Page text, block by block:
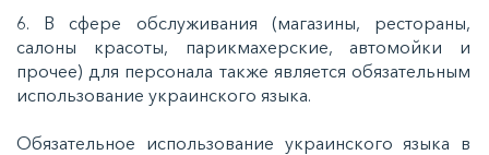
6. В сфере обслуживания (магазины, рестораны,
салоны красоты, парикмахерские, автомойки и
прочее) для персонала также является обязательным
использование украинского языка.
Обязательное использование украинского языка в